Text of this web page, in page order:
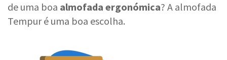
de uma boa almofada ergonómica? A almofada
Tempur é uma boa escolha.